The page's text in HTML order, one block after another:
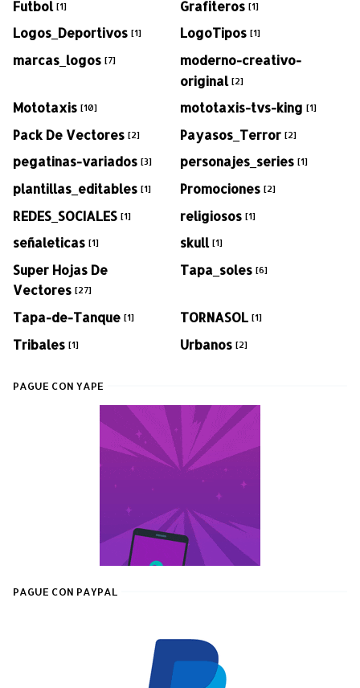
Futbol [1] Grafiteros [1]
Logos_Deportivos [1] LogoTipos [1]
marcas_logos [7]
moderno-creativo-
original [2]
Mototaxis [10] mototaxis-tvs-king [1]
Pack De Vectores [2] Payasos_Terror [2]
pegatinas-variados [3] personajes_series [1]
plantillas_editables [1] Promociones [2]
REDES_SOCIALES [1] religiosos [1]
señaleticas [1] skull [1]
Super Hojas De
Vectores [27]
Tapa_soles [6]
Tapa-de-Tanque [1] TORNASOL [1]
Tribales [1] Urbanos [2]
PAGUE CON YAPE
PAGUE CON PAYPAL